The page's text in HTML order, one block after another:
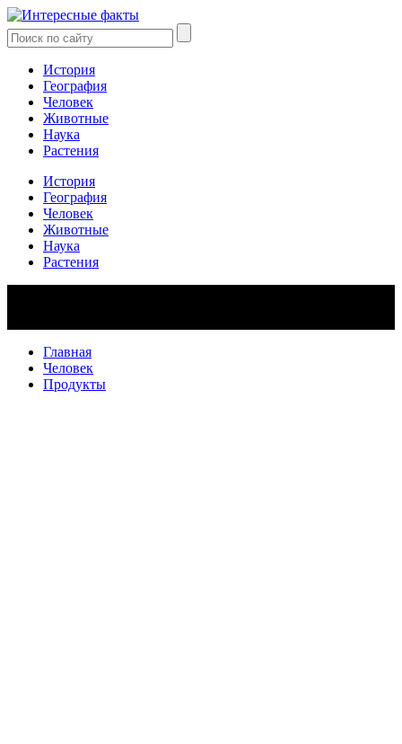
История
География
Человек
Животные
Наука
Растения
История
География
Человек
Животные
Наука
Растения
Главная
Человек
Продукты